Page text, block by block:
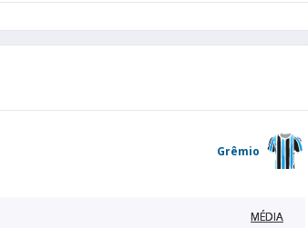
Grêmio
MÉDIA